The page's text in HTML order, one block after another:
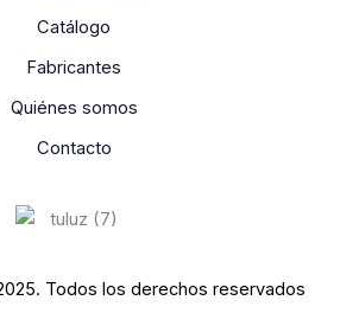
Catálogo
Fabricantes
Quiénes somos
Contacto
Todos los derechos reservados